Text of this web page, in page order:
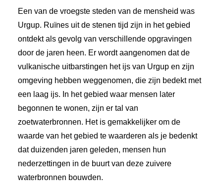
Een van de vroegste steden van de mensheid was
Urgup. Ruïnes uit de stenen tijd zijn in het gebied
ontdekt als gevolg van verschillende opgravingen
door de jaren heen. Er wordt aangenomen dat de
vulkanische uitbarstingen het ijs van Urgup en zijn
omgeving hebben weggenomen, die zijn bedekt met
een laag ijs. In het gebied waar mensen later
begonnen te wonen, zijn er tal van
zoetwaterbronnen. Het is gemakkelijker om de
waarde van het gebied te waarderen als je bedenkt
dat duizenden jaren geleden, mensen hun
nederzettingen in de buurt van deze zuivere
waterbronnen bouwden.